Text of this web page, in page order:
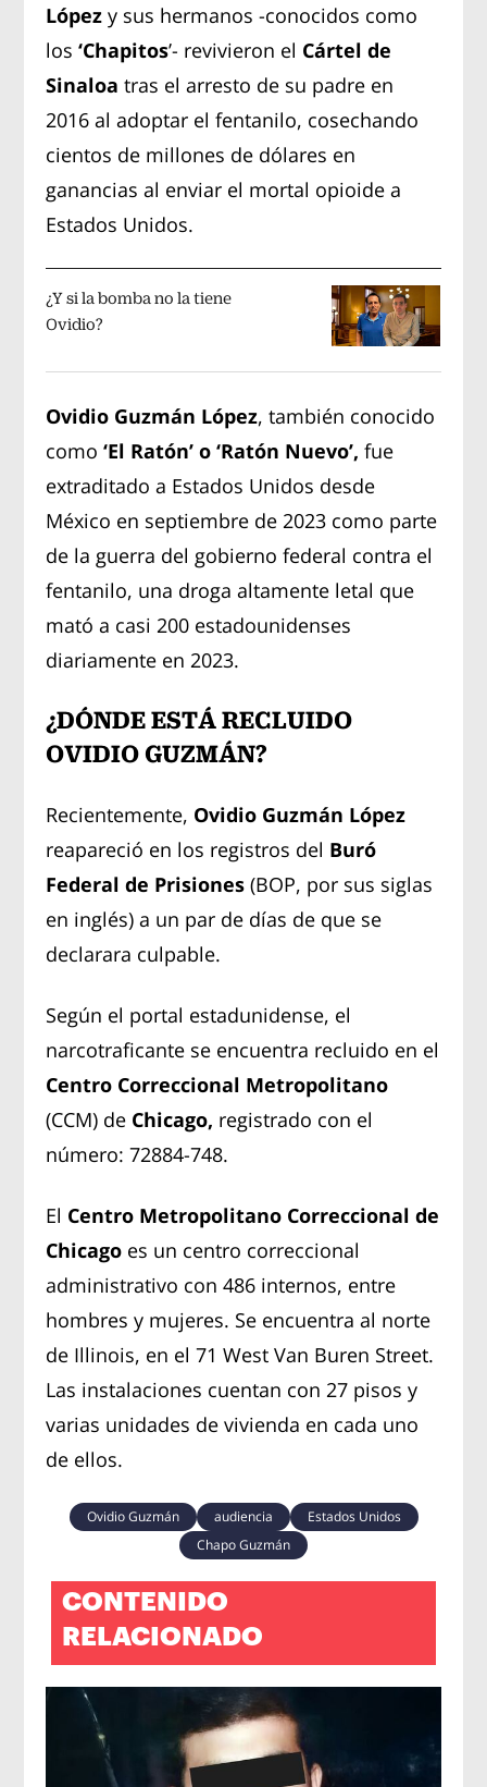
Lópezy sus hermanos -conocidos como
los ‘Chapitos’- revivieron el Cártel de
Sinaloatras el arresto de su padre en
2016 al adoptar el fentanilo, cosechando
cientos de millones de dólares en
ganancias al enviar el mortal opioide a
Estados Unidos.
¿Y si la bomba no la tiene
Ovidio?
Ovidio Guzmán López, también conocido
como‘El Ratón’ o ‘Ratón Nuevo’, fue
extraditado a Estados Unidos desde
México en septiembre de 2023 como parte
de la guerra del gobierno federal contra el
fentanilo, una droga altamente letal que
mató a casi 200 estadounidenses
diariamente en 2023.
¿DÓNDE ESTÁ RECLUIDO
OVIDIO GUZMÁN?
Recientemente, Ovidio Guzmán López
reapareció en los registros del Buró
Federal de Prisiones (BOP, por sus siglas
en inglés) a un par de días de que se
declarara culpable.
Según el portal estadunidense, el
narcotraficante se encuentra recluido en el
Centro Correccional Metropolitano
(CCM) de Chicago, registrado con el
número: 72884-748.
El Centro Metropolitano Correccional de
Chicago es un centro correccional
administrativo con 486 internos, entre
hombres y mujeres. Se encuentra al norte
de Illinois, en el 71 West Van Buren Street.
Las instalaciones cuentan con 27 pisos y
varias unidades de vivienda en cada uno
de ellos.
Ovidio Guzmán audiencia
Estados Unidos
Chapo Guzmán
CONTENIDO
RELACIONADO